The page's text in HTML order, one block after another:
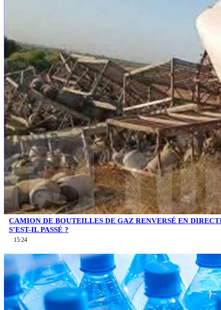
CAMION DE BOUTEILLES DE GAZ RENVERSÉ EN
S’EST-IL PASSÉ ?
15:24